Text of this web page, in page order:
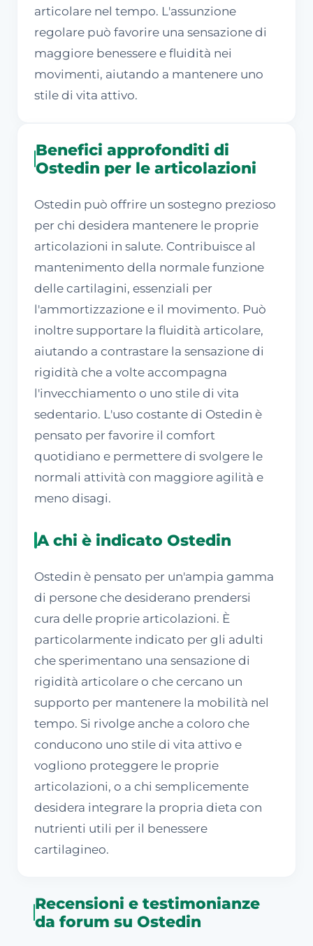
articolare nel tempo. L'assunzione
regolare può favorire una sensazione di
maggiore benessere e fluidità nei
movimenti, aiutando a mantenere uno
stile di vita attivo.
Benefici approfonditi di
Ostedin per le articolazioni
Ostedin può offrire un sostegno prezioso
per chi desidera mantenere le proprie
articolazioni in salute. Contribuisce al
mantenimento della normale funzione
delle cartilagini, essenziali per
l'ammortizzazione e il movimento. Può
inoltre supportare la fluidità articolare,
aiutando a contrastare la sensazione di
rigidità che a volte accompagna
l'invecchiamento o uno stile di vita
sedentario. L'uso costante di Ostedin è
pensato per favorire il comfort
quotidiano e permettere di svolgere le
normali attività con maggiore agilità e
meno disagi.
A chi è indicato Ostedin
Ostedin è pensato per un'ampia gamma
di persone che desiderano prendersi
cura delle proprie articolazioni. È
particolarmente indicato per gli adulti
che sperimentano una sensazione di
rigidità articolare o che cercano un
supporto per mantenere la mobilità nel
tempo. Si rivolge anche a coloro che
conducono uno stile di vita attivo e
vogliono proteggere le proprie
articolazioni, o a chi semplicemente
desidera integrare la propria dieta con
nutrienti utili per il benessere
cartilagineo.
Recensioni e testimonianze
da forum su Ostedin